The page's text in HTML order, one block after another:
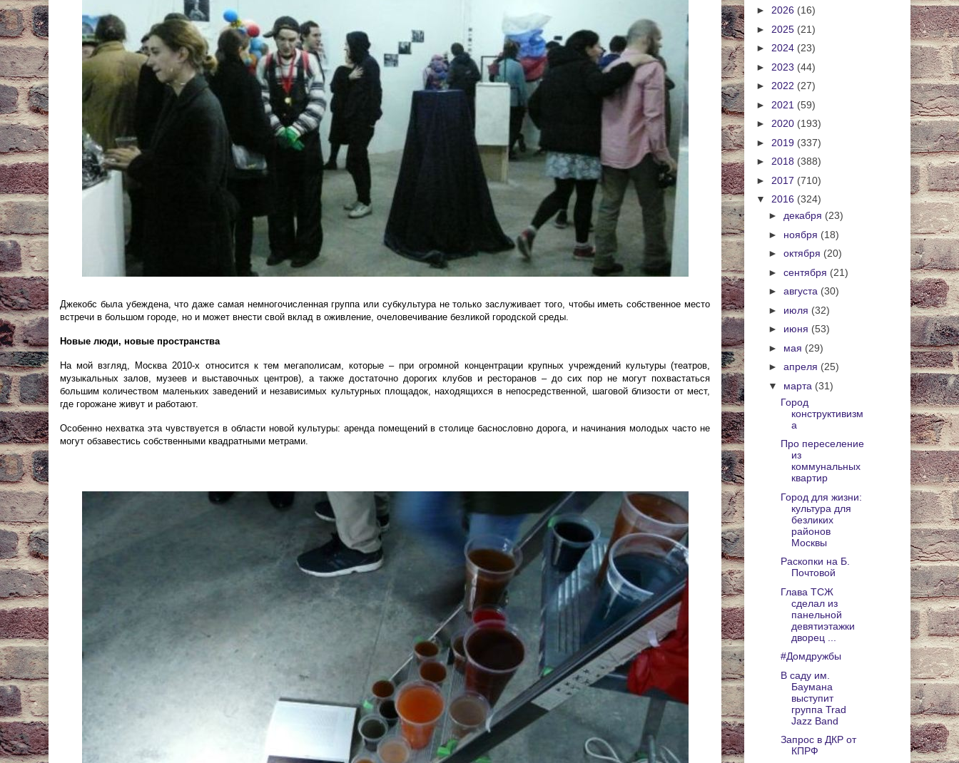
Джекобс была убеждена, что даже самая немногочисленная группа или субкультура не только заслуживает того, чтобы иметь собственное место
встречи в большом городе, но и может внести свой вклад в оживление, очеловечивание безликой городской среды.
Новые люди, новые пространства
На мой взгляд, Москва 2010-х относится к тем мегаполисам, которые – при огромной концентрации крупных учреждений культуры (театров,
музыкальных залов, музеев и выставочных центров), а также достаточно дорогих клубов и ресторанов – до сих пор не могут похвастаться
большим количеством маленьких заведений и независимых культурных площадок, находящихся в непосредственной, шаговой близости от мест,
где горожане живут и работают.
Особенно нехватка эта чувствуется в области новой культуры: аренда помещений в столице баснословно дорога, и начинания молодых часто не
могут обзавестись собственными квадратными метрами.
► 2026 (16)
► 2025 (21)
► 2024 (23)
► 2023 (44)
► 2022 (27)
► 2021 (59)
► 2020 (193)
► 2019 (337)
► 2018 (388)
► 2017 (710)
▼ 2016 (324)
► декабря (23)
► ноября (18)
► октября (20)
► сентября (21)
► августа (30)
► июля (32)
► июня (53)
► мая (29)
► апреля (25)
▼ марта (31)
Город
конструктивизм
а
Про переселение
из
коммунальных
квартир
Город для жизни:
культура для
безликих
районов
Москвы
Раскопки на Б.
Почтовой
Глава ТСЖ
сделал из
панельной
девятиэтажки
дворец ...
#Домдружбы
В саду им.
Баумана
выступит
группа Trad
Jazz Band
Запрос в ДКР от
КПРФ